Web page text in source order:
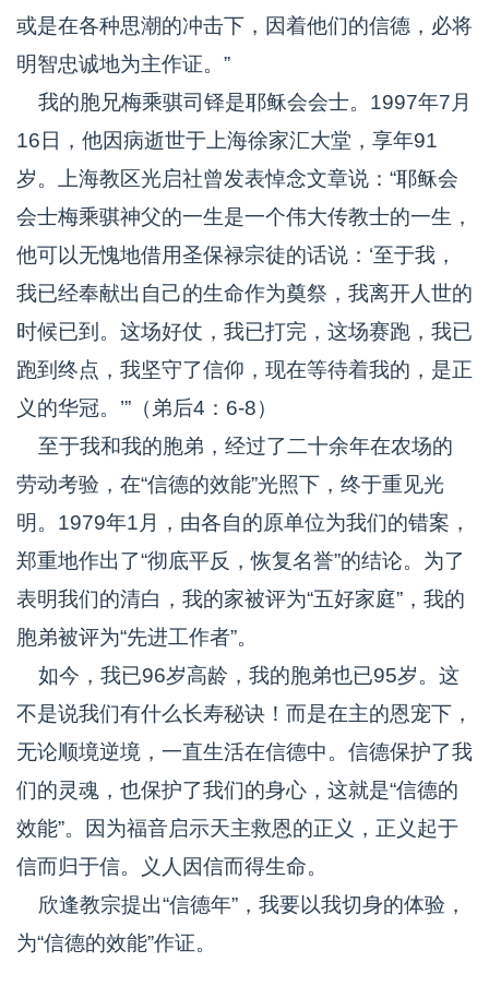
或是在各种思潮的冲击下，因着他们的信德，必将
明智忠诚地为主作证。”
我的胞兄梅乘骐司铎是耶稣会会士。1997年7月
16日，他因病逝世于上海徐家汇大堂，享年91
岁。上海教区光启社曾发表悼念文章说：“耶稣会
会士梅乘骐神父的一生是一个伟大传教士的一生，
他可以无愧地借用圣保禄宗徒的话说：‘至于我，
我已经奉献出自己的生命作为奠祭，我离开人世的
时候已到。这场好仗，我已打完，这场赛跑，我已
跑到终点，我坚守了信仰，现在等待着我的，是正
义的华冠。’”（弟后4：6-8）
至于我和我的胞弟，经过了二十余年在农场的
劳动考验，在“信德的效能”光照下，终于重见光
明。1979年1月，由各自的原单位为我们的错案，
郑重地作出了“彻底平反，恢复名誉”的结论。为了
表明我们的清白，我的家被评为“五好家庭”，我的
胞弟被评为“先进工作者”。
如今，我已96岁高龄，我的胞弟也已95岁。这
不是说我们有什么长寿秘诀！而是在主的恩宠下，
无论顺境逆境，一直生活在信德中。信德保护了我
们的灵魂，也保护了我们的身心，这就是“信德的
效能”。因为福音启示天主救恩的正义，正义起于
信而归于信。义人因信而得生命。
欣逢教宗提出“信德年”，我要以我切身的体验，
为“信德的效能”作证。